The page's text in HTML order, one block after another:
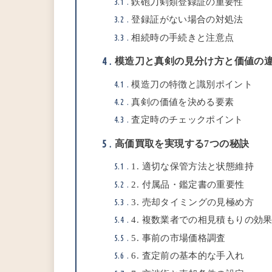
3.2 登録証がない場合の対処法
3.3 相続時の手続きと注意点
4 模造刀と真剣の見分け方と価値の
4.1 模造刀の特徴と識別ポイント
4.2 真剣の価値を決める要素
4.3 査定時のチェックポイント
5 高価買取を実現する7つの秘訣
5.1 1. 適切な保管方法と状態維持
5.2 2. 付属品・鑑定書の重要性
5.3 3. 売却タイミングの見極め方
5.4 4. 複数業者での相見積もりの効果
5.5 5. 事前の市場価格調査
5.6 6. 査定前の基本的な手入れ